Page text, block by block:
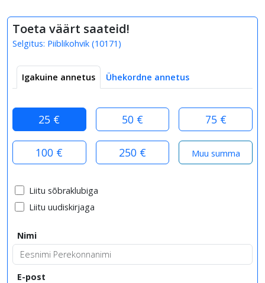
Toeta väärt saateid!
Selgitus: Piiblikohvik (10171 )
Igakuine annetus Ühekordne annetus
25 € 50 € 75 €
100 € 250 €
Liitu sõbraklubiga
Liitu uudiskirjaga
Nimi
E-post